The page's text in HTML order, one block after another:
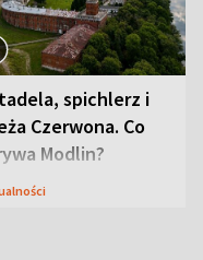
spichlerz i
Czerwona. Co
Modlin?